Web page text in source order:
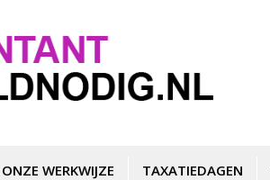
ONZE WERKWIJZE TAXATIEDAGEN